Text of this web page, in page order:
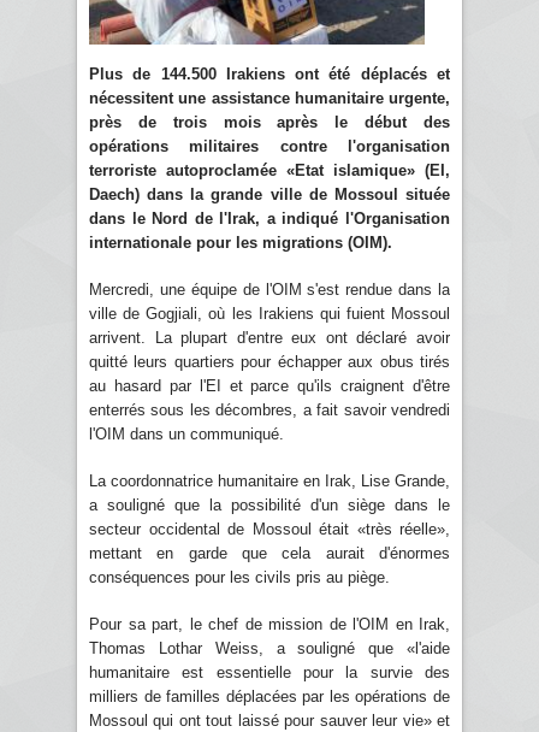
Plus de 144.500 Irakiens ont été déplacés et
nécessitent une assistance humanitaire urgente,
près de trois mois après le début des
opérations militaires contre l'organisation
terroriste autoproclamée «Etat islamique» (EI,
Daech) dans la grande ville de Mossoul située
dans le Nord de l'Irak, a indiqué l'Organisation
internationale pour les migrations (OIM).
Mercredi, une équipe de l'OIM s'est rendue dans la
ville de Gogjiali, où les Irakiens qui fuient Mossoul
arrivent. La plupart d'entre eux ont déclaré avoir
quitté leurs quartiers pour échapper aux obus tirés
au hasard par l'EI et parce qu'ils craignent d'être
enterrés sous les décombres, a fait savoir vendredi
l'OIM dans un communiqué.
La coordonnatrice humanitaire en Irak, Lise Grande,
a souligné que la possibilité d'un siège dans le
secteur occidental de Mossoul était «très réelle»,
mettant en garde que cela aurait d'énormes
conséquences pour les civils pris au piège.
Pour sa part, le chef de mission de l'OIM en Irak,
Thomas Lothar Weiss, a souligné que «l'aide
humanitaire est essentielle pour la survie des
milliers de familles déplacées par les opérations de
Mossoul qui ont tout laissé pour sauver leur vie» et